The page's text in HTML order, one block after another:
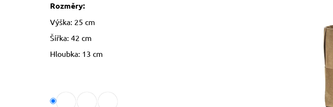
z
hvězdiček.
Rozměry:
Výška: 25 cm
Šířka: 42 cm
Hloubka: 13 cm